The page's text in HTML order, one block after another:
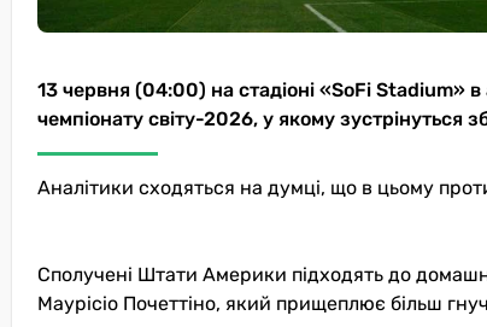
13 червня (04:00) на стадіоні «SoFi Stadium»
чемпіонату світу-2026, у якому зустрінуться
Аналітики сходяться на думці, що в цьому
Сполучені Штати Америки підходять до
Маурісіо Почеттіно, який прищеплює більш